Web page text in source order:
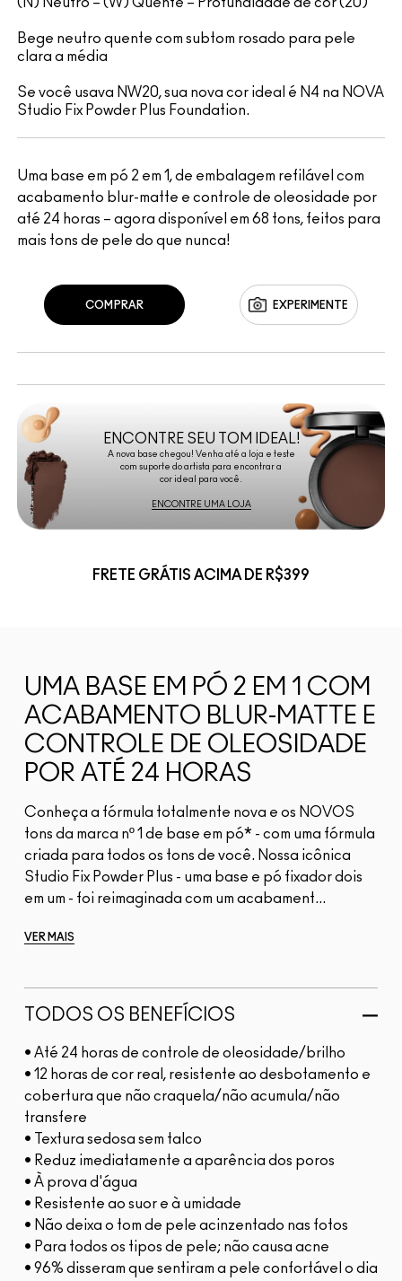
Uma base em pó 2 em 1, de embalagem refilável com
acabamento blur-matte e controle de oleosidade por
até 24 horas – agora disponível em 68 tons, feitos para
mais tons de pele do que nunca!
Bege neutro quente com subtom rosado para pele
clara a média
Se você usava NW20, sua nova cor ideal é N4 na NOVA
Studio Fix Powder Plus Foundation.
ENCONTRE SEU TOM IDEAL!
A nova base chegou! Venha até a loja e teste
com suporte do artista para encontrar a
cor ideal para você.
ENCONTRE UMA LOJA
EXPERIMENTE
COMPRAR
FRETE GRÁTIS ACIMA DE R$399
UMA BASE EM PÓ 2 EM 1 COM
ACABAMENTO BLUR-MATTE E
CONTROLE DE OLEOSIDADE
POR ATÉ 24 HORAS
Conheça a fórmula totalmente nova e os NOVOS
tons da marca nº 1 de base em pó* - com uma fórmula
criada para todos os tons de você. Nossa icônica
Studio Fix Powder Plus - uma base e pó fixador dois
em um - foi reimaginada com um acabament...
VER MAIS
TODOS OS BENEFÍCIOS
• Até 24 horas de controle de oleosidade/brilho
• 12 horas de cor real, resistente ao desbotamento e
cobertura que não craquela/não acumula/não
transfere
• Textura sedosa sem talco
• Reduz imediatamente a aparência dos poros
• À prova d'água
• Resistente ao suor e à umidade
• Não deixa o tom de pele acinzentado nas fotos
• Para todos os tipos de pele; não causa acne
• 96% disseram que sentiram a pele confortável o dia